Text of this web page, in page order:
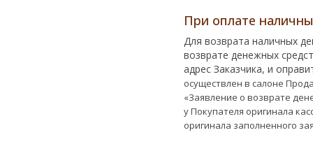
При оплате
Для возврата наличных
возврате денежных
адрес Заказчика, и
осуществлен в салоне
«Заявление о возврате
у Покупателя оригинала
оригинала заполненного